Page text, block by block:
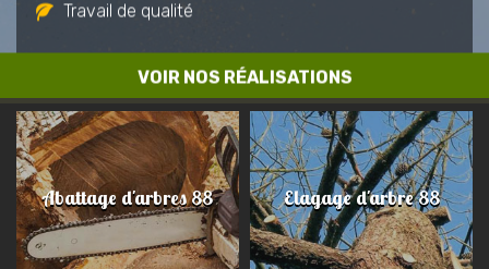
VOIR NOS RÉALISATIONS
Travail de qualité
Abattage d'arbres 88 Elagage d'arbre 88